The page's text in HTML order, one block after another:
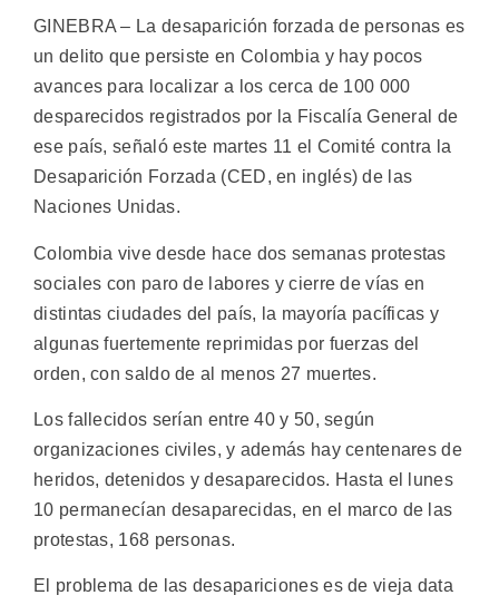
GINEBRA – La desaparición forzada de personas es
un delito que persiste en Colombia y hay pocos
avances para localizar a los cerca de 100 000
desparecidos registrados por la Fiscalía General de
ese país, señaló este martes 11 el Comité contra la
Desaparición Forzada (CED, en inglés) de las
Naciones Unidas.
Colombia vive desde hace dos semanas protestas
sociales con paro de labores y cierre de vías en
distintas ciudades del país, la mayoría pacíficas y
algunas fuertemente reprimidas por fuerzas del
orden, con saldo de al menos 27 muertes.
Los fallecidos serían entre 40 y 50, según
organizaciones civiles, y además hay centenares de
heridos, detenidos y desaparecidos. Hasta el lunes
10 permanecían desaparecidas, en el marco de las
protestas, 168 personas.
El problema de las desapariciones es de vieja data